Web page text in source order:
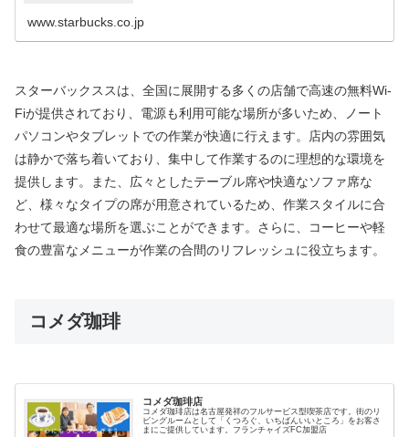
www.starbucks.co.jp
スターバックススは、全国に展開する多くの店舗で高速の無料Wi-
Fiが提供されており、電源も利用可能な場所が多いため、ノート
パソコンやタブレットでの作業が快適に行えます。店内の雰囲気
は静かで落ち着いており、集中して作業するのに理想的な環境を
提供します。また、広々としたテーブル席や快適なソファ席な
ど、様々なタイプの席が用意されているため、作業スタイルに合
わせて最適な場所を選ぶことができます。さらに、コーヒーや軽
食の豊富なメニューが作業の合間のリフレッシュに役立ちます。
コメダ珈琲
コメダ珈琲店
コメダ珈琲店は名古屋発祥のフルサービス型喫茶店です。街のリ
ビングルームとして「くつろぐ、いちばんいいところ」をお客さ
まにご提供しています。フランチャイズFC加盟店